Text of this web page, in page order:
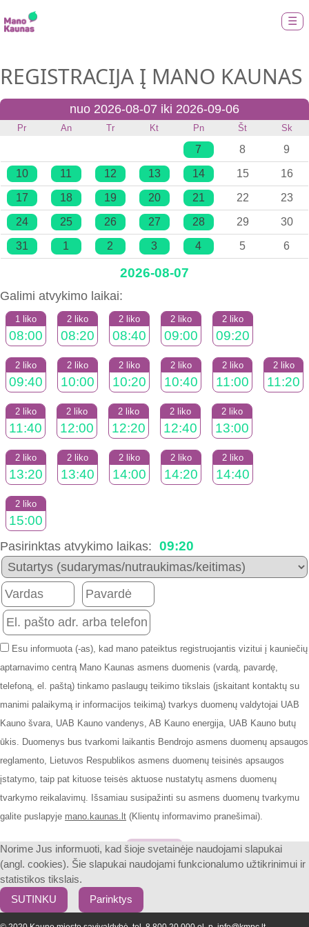
☰
REGISTRACIJA Į MANO KAUNAS
nuo 2026-08-07 iki 2026-09-06
Pr An Tr Kt Pn Št Sk
7 8 9
10 11 12 13 14 15 16
17 18 19 20 21 22 23
24 25 26 27 28 29 30
31 1 2 3 4 5 6
2026-08-07
Galimi atvykimo laikai:
1 liko
08:00
2 liko
08:20
2 liko
08:40
2 liko
09:00
2 liko
09:20
2 liko
09:40
2 liko
10:00
2 liko
10:20
2 liko
10:40
2 liko
11:00
2 liko
11:20
2 liko
11:40
2 liko
12:00
2 liko
12:20
2 liko
12:40
2 liko
13:00
2 liko
13:20
2 liko
13:40
2 liko
14:00
2 liko
14:20
2 liko
14:40
2 liko
15:00
Pasirinktas atvykimo laikas: 09:20
Esu informuota (-as), kad mano pateiktus registruojantis vizitui į kauniečių
aptarnavimo centrą Mano Kaunas asmens duomenis (vardą, pavardę,
telefoną, el. paštą) tinkamo paslaugų teikimo tikslais (įskaitant kontaktų su
manimi palaikymą ir informacijos teikimą) tvarkys duomenų valdytojai UAB
Kauno švara, UAB Kauno vandenys, AB Kauno energija, UAB Kauno butų
ūkis. Duomenys bus tvarkomi laikantis Bendrojo asmens duomenų apsaugos
reglamento, Lietuvos Respublikos asmens duomenų teisinės apsaugos
įstatymo, taip pat kituose teisės aktuose nustatytų asmens duomenų
tvarkymo reikalavimų. Išsamiau susipažinti su asmens duomenų tvarkymu
galite puslapyje mano.kaunas.lt (Klientų informavimo pranešimai).
Patvirtinti
Norime Jus informuoti, kad šioje svetainėje naudojami slapukai
(angl. cookies). Šie slapukai naudojami funkcionalumo užtikrinimui ir
statistikos tikslais.
SUTINKU
Parinktys